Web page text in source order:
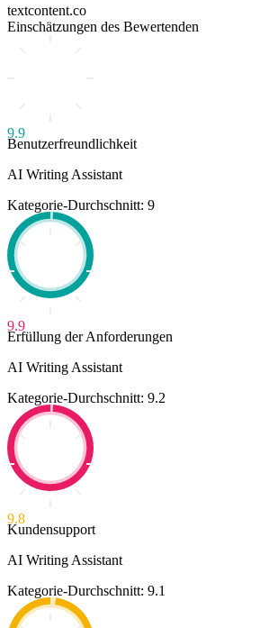
textcontent.co
Einschätzungen des Bewertenden
9.9
Benutzerfreundlichkeit
AI Writing Assistant
Kategorie-Durchschnitt: 9
9.9
Erfüllung der Anforderungen
AI Writing Assistant
Kategorie-Durchschnitt: 9.2
9.8
Kundensupport
AI Writing Assistant
Kategorie-Durchschnitt: 9.1